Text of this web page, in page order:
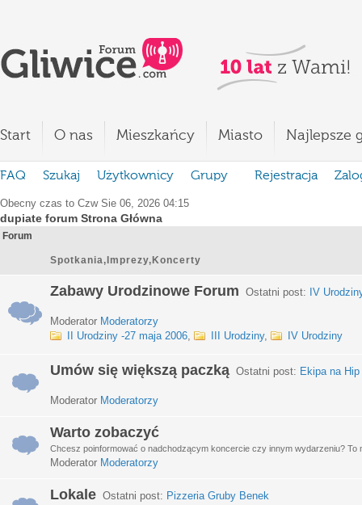
Start O nas Mieszkańcy Miasto Najlepsze
FAQ Szukaj Użytkownicy Grupy Rejestracja
Obecny czas to Czw Sie 06, 2026 04:15
dupiate forum Strona Główna
Forum
Spotkania,Imprezy,Koncerty
Zabawy Urodzinowe Forum Ostatni post: IV
Moderator Moderatorzy
II Urodziny -27 maja 2006, III Urodziny, IV Urodziny
Umów się większą paczką Ostatni post: Ekipa na
Moderator Moderatorzy
Warto zobaczyć
Chcesz poinformować o nadchodzącym koncercie czy innym wydarzeniu? To
Moderator Moderatorzy
Lokale Ostatni post: Pizzeria Gruby Benek